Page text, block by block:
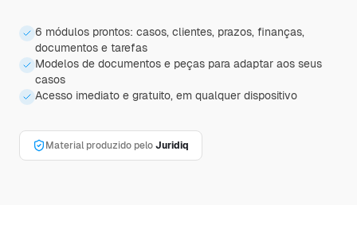
6 módulos prontos: casos, clientes, prazos, finanças,
documentos e tarefas
Modelos de documentos e peças para adaptar aos seus
casos
Acesso imediato e gratuito, em qualquer dispositivo
Material produzido peloJuridiq